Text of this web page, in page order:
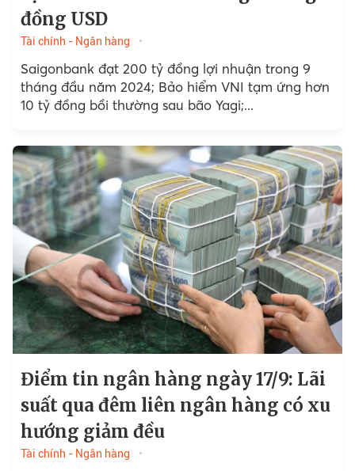
đồng USD
Tài chính - Ngân hàng
Saigonbank đạt 200 tỷ đồng lợi nhuận trong 9
tháng đầu năm 2024; Bảo hiểm VNI tạm ứng hơn
10 tỷ đồng bồi thường sau bão Yagi;...
Điểm tin ngân hàng ngày 17/9: Lãi
suất qua đêm liên ngân hàng có xu
hướng giảm đều
Tài chính - Ngân hàng